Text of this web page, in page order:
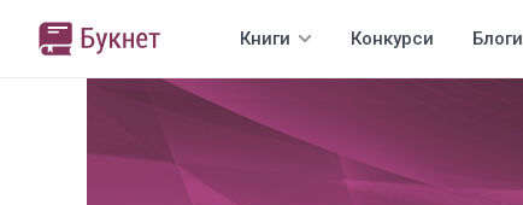
Книги Конкурси Блоги